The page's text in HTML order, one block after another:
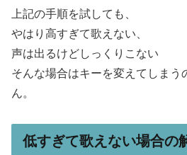
上記の手順を試しても、
やはり高すぎて歌えない、
声は出るけどしっくりこない
そんな場合はキーを変えてしまう
ん。
低すぎて歌えない場合の